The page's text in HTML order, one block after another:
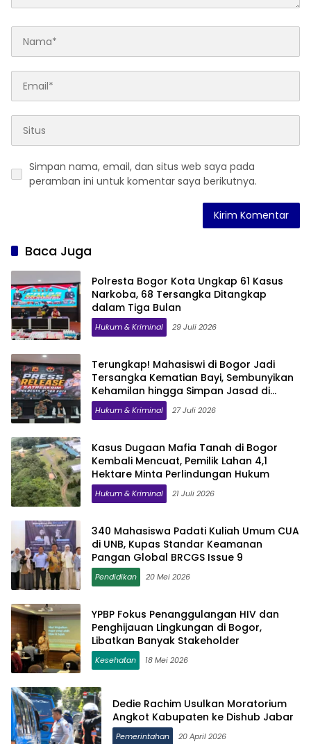
Simpan nama, email, dan situs web saya pada
peramban ini untuk komentar saya berikutnya.
Baca Juga
Polresta Bogor Kota Ungkap 61 Kasus
Narkoba, 68 Tersangka Ditangkap
dalam Tiga Bulan
Hukum & Kriminal 29 Juli 2026
Terungkap! Mahasiswi di Bogor Jadi
Tersangka Kematian Bayi, Sembunyikan
Kehamilan hingga Simpan Jasad di
Lemari
Hukum & Kriminal 27 Juli 2026
Kasus Dugaan Mafia Tanah di Bogor
Kembali Mencuat, Pemilik Lahan 4,1
Hektare Minta Perlindungan Hukum
Hukum & Kriminal 21 Juli 2026
340 Mahasiswa Padati Kuliah Umum CUA
di UNB, Kupas Standar Keamanan
Pangan Global BRCGS Issue 9
Pendidikan 20 Mei 2026
YPBP Fokus Penanggulangan HIV dan
Penghijauan Lingkungan di Bogor,
Libatkan Banyak Stakeholder
Kesehatan 18 Mei 2026
Dedie Rachim Usulkan Moratorium
Angkot Kabupaten ke Dishub Jabar
Pemerintahan 20 April 2026